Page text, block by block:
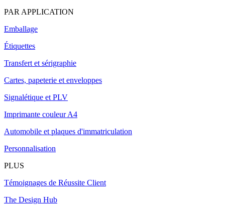
PAR APPLICATION
Emballage
Étiquettes
Transfert et sérigraphie
Cartes, papeterie et enveloppes
Signalétique et PLV
Imprimante couleur A4
Automobile et plaques d'immatriculation
Personnalisation
PLUS
Témoignages de Réussite Client
The Design Hub